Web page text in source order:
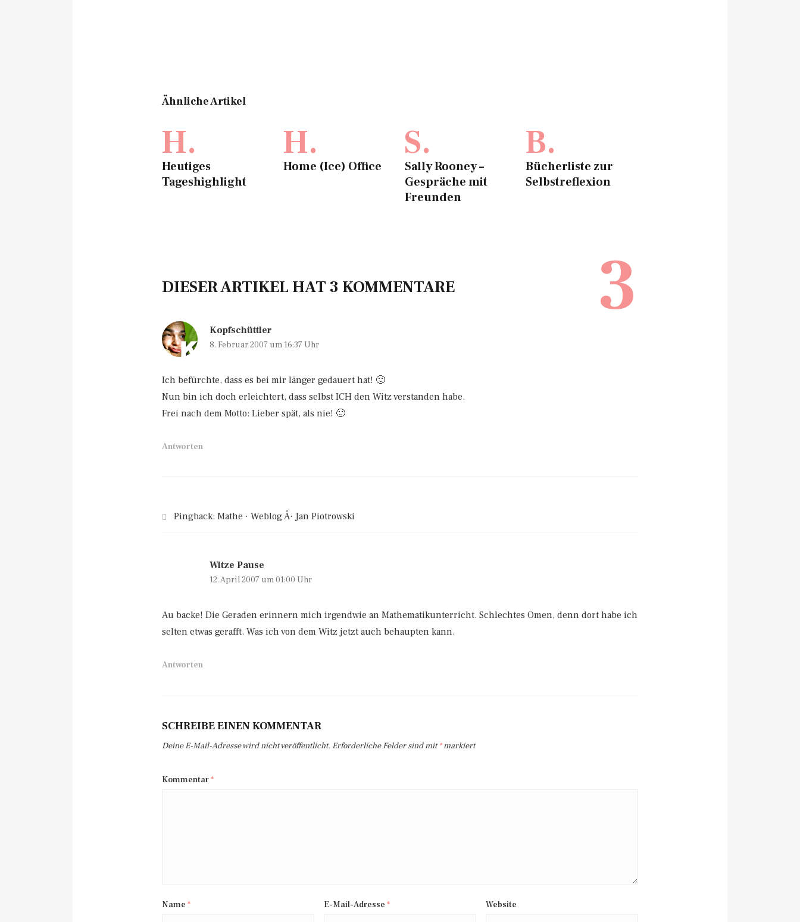
Ähnliche Artikel
H.
Heutiges
Tageshighlight
H.
Home (Ice) Office
S.
Sally Rooney –
Gespräche mit
Freunden
B.
Bücherliste zur
Selbstreflexion
DIESER ARTIKEL HAT 3 KOMMENTARE 3
Kopfschüttler
8. Februar 2007 um 16:37 Uhr
Ich befürchte, dass es bei mir länger gedauert hat! 🙂
Nun bin ich doch erleichtert, dass selbst ICH den Witz verstanden habe.
Frei nach dem Motto: Lieber spät, als nie! 🙂
Antworten
Pingback: Mathe · Weblog Â· Jan Piotrowski
Witze Pause
12. April 2007 um 01:00 Uhr
Au backe! Die Geraden erinnern mich irgendwie an Mathematikunterricht. Schlechtes Omen, denn dort habe ich
selten etwas gerafft. Was ich von dem Witz jetzt auch behaupten kann.
Antworten
SCHREIBE EINEN KOMMENTAR
Deine E-Mail-Adresse wird nicht veröffentlicht. Erforderliche Felder sind mit*markiert
Kommentar*
Name * E-Mail-Adresse * Website